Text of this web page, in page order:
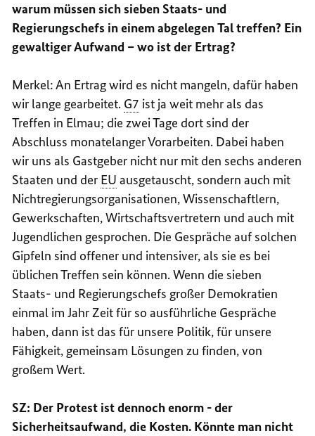
warum müssen sich sieben Staats- und
Regierungschefs in einem abgelegen Tal treffen? Ein
gewaltiger Aufwand – wo ist der Ertrag?
Merkel: An Ertrag wird es nicht mangeln, dafür haben
wir lange gearbeitet. G7 ist ja weit mehr als das
Treffen in Elmau; die zwei Tage dort sind der
Abschluss monatelanger Vorarbeiten. Dabei haben
wir uns als Gastgeber nicht nur mit den sechs anderen
Staaten und der EU ausgetauscht, sondern auch mit
Nichtregierungsorganisationen, Wissenschaftlern,
Gewerkschaften, Wirtschaftsvertretern und auch mit
Jugendlichen gesprochen. Die Gespräche auf solchen
Gipfeln sind offener und intensiver, als sie es bei
üblichen Treffen sein können. Wenn die sieben
Staats- und Regierungschefs großer Demokratien
einmal im Jahr Zeit für so ausführliche Gespräche
haben, dann ist das für unsere Politik, für unsere
Fähigkeit, gemeinsam Lösungen zu finden, von
großem Wert.
SZ: Der Protest ist dennoch enorm - der
Sicherheitsaufwand, die Kosten. Könnte man nicht